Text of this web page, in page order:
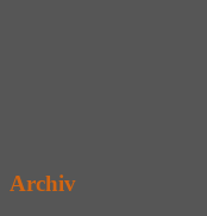
Archiv